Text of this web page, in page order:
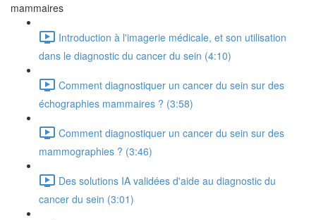
mammaires
Introduction à l'imagerie médicale, et son utilisation
dans le diagnostic du cancer du sein (4:10)
Comment diagnostiquer un cancer du sein sur des
échographies mammaires ? (3:58)
Comment diagnostiquer un cancer du sein sur des
mammographies ? (3:46)
Des solutions IA validées d'aide au diagnostic du
cancer du sein (3:01)